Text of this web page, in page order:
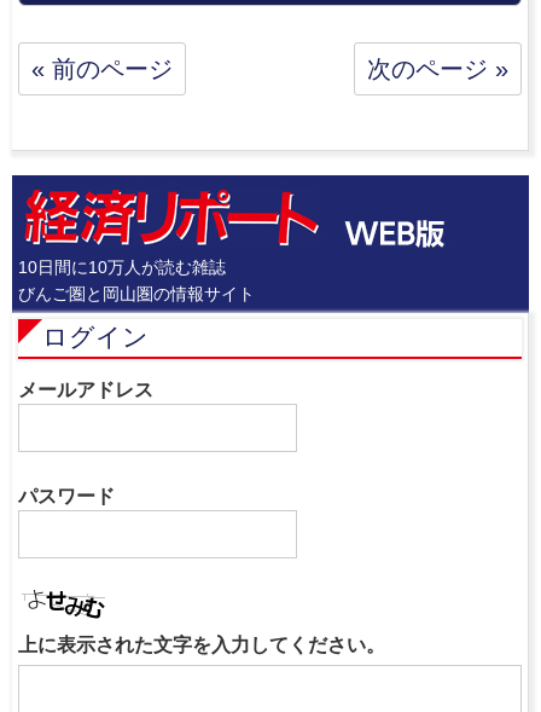
« 前のページ 次のページ »
10日間に10万人が読む雑誌
びんご圏と岡山圏の情報サイト
ログイン
メールアドレス
パスワード
上に表示された文字を入力してください。